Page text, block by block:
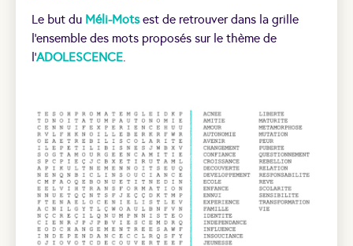
Le but du Méli-Motsest de retrouver dans la grille
l’ensemble des mots proposés sur le thème de
l’ADOLESCENCE